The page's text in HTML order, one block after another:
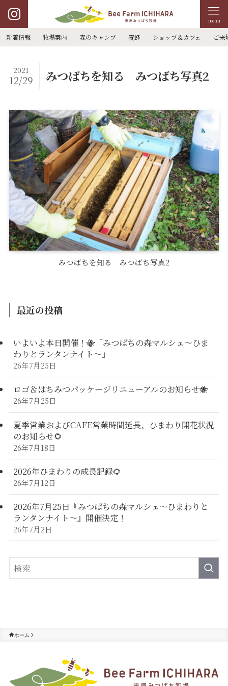
menu
新着情報 牧場案内 森のキャンプ 養蜂 ショップ＆カフェ ご来
みつばちを知る みつばち写真2
2021
12/29
みつばちを知る みつばち写真2
最近の投稿
いよいよ本日開催！🐝「みつばちの森マルシェ〜ひま
わりとランタンナイト〜」
26年7月25日
ロゴ＆はちみつパッケージリニューアルのお知らせ🐝
26年7月25日
夏季営業およびCAFE営業時間延長、ひまわり開花状況
のお知らせ🌻
26年7月18日
2026年ひまわりの成長記録🌻
26年7月12日
2026年7月25日『みつばちの森マルシェ～ひまわりと
ランタンナイト～』開催決定！
26年7月2日
ホーム